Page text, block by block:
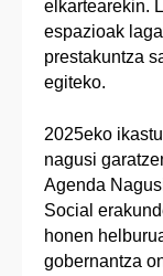
elkartearekin.
espazioak
prestakuntza
egiteko.
2025eko
nagusi
Agenda
Social
honen
gobernantza